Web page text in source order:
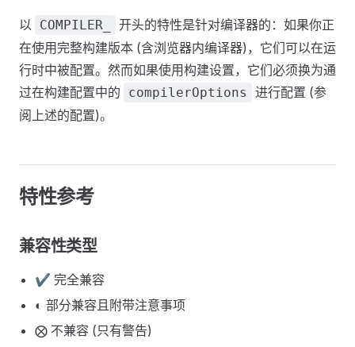
以 COMPILER_
开头的特性是针对编译器的：如果你正
在使用完整构建版本 (含浏览器内编译器)，它们可以在运
行时中被配置。然而如果使用构建设置，它们必须换为通
过在构建配置中的
compilerOptions
进行配置 (参
阅上述的配置)。
特性参考
兼容性类型
✔ 完全兼容
◐ 部分兼容且附带注意事项
⨂ 不兼容 (只有警告)